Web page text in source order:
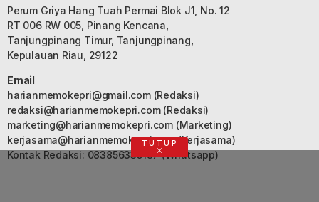
Perum Griya Hang Tuah Permai Blok J1, No. 12
RT 006 RW 005, Pinang Kencana,
Tanjungpinang Timur, Tanjungpinang,
Kepulauan Riau, 29122
Email
harianmemokepri@gmail.com(Redaksi)
redaksi@harianmemokepri.com(Redaksi)
marketing@harianmemokepri.com(Marketing)
kerjasama@harianmemokepri.com(Kerjasama)
Kontak Redaksi: 083856335187 (Whatsapp)
TUTUP